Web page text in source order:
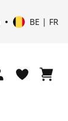
BE | FR